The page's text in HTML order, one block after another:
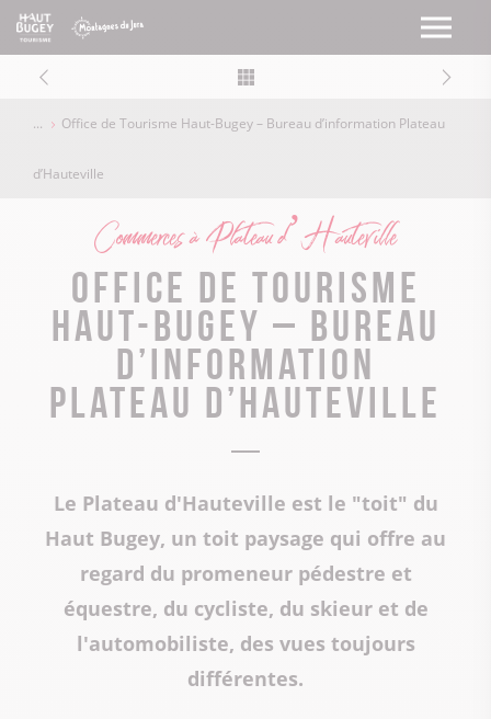
Office de Tourisme Haut-Bugey – Bureau d’information Plateau
d’Hauteville
Commerces à Plateau d’Hauteville
Office de Tourisme
Haut-Bugey – Bureau
d’information
Plateau d’Hauteville
Le Plateau d'Hauteville est le "toit" du
Haut Bugey, un toit paysage qui offre au
regard du promeneur pédestre et
équestre, du cycliste, du skieur et de
l'automobiliste, des vues toujours
différentes.